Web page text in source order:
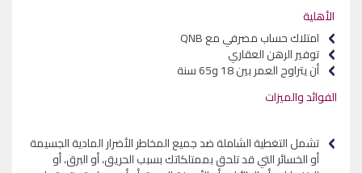
الأهلية
امتلاك حساب مصرفي مع QNB
توفير الرهن العقاري
أن يتراوح العمر بين 18 و65 سنة
الفوائد والميزات
تشمل التغطية الشاملة ضد جميع المخاطر الأضرار المادية الجسيمة
أو الخسائر التي قد تلحق بممتلكاتك بسبب الحريق، أو البرق، أو